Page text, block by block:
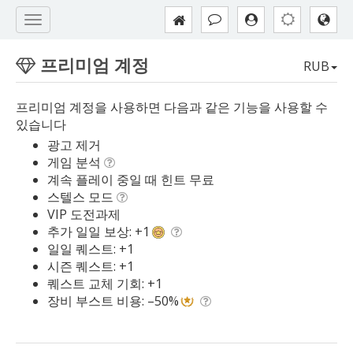
프리미엄 계정 RUB
프리미엄 계정을 사용하면 다음과 같은 기능을 사용할 수
있습니다
광고 제거
게임 분석
계속 플레이 중일 때 힌트 무료
스텔스 모드
VIP 도전과제
추가 일일 보상: +1
일일 퀘스트: +1
시즌 퀘스트: +1
퀘스트 교체 기회: +1
장비 부스트 비용: –50%